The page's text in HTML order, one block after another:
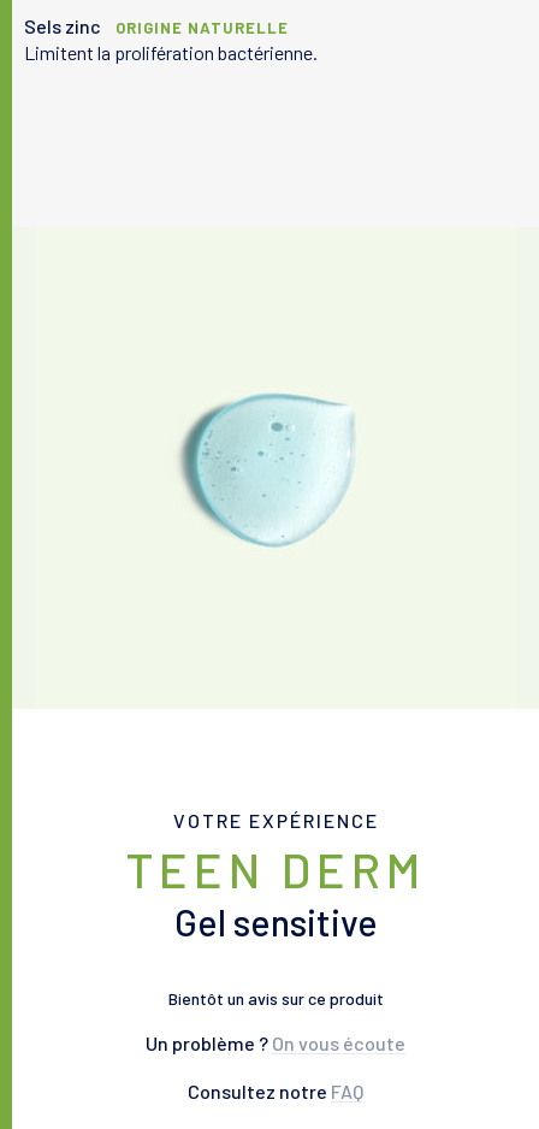
Votre peau
Sels zinc ORIGINE NATURELLE
Limitent la prolifération bactérienne.
VOTRE EXPÉRIENCE
TEEN DERM
Gel sensitive
Bientôt un avis sur ce produit
Un problème ? On vous écoute
Consultez notre FAQ